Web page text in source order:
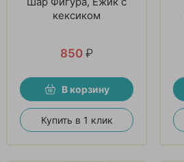
кексиком
850 ₽
В корзину
Купить в 1 клик